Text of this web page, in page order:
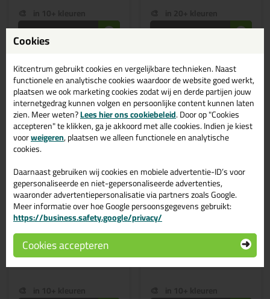
Bekijken Bekijken
Zwaluw Silicone Colors
+ Natural Stone 310ml
Siliconenkit geschikt voor o.a.
natuursteen in RAL kleuren
9,25 (4)
Ottoseal S117 310ml
Natuursteen silicone voor het
afdichten en voegen bij
marmer en andere
6,49
Cookies
Kitcentrum gebruikt cookies en vergelijkbare technieken. Naast
functionele en analytische cookies waardoor de website goed werkt,
plaatsen we ook marketing cookies zodat wij en derde partijen jouw
internetgedrag kunnen volgen en persoonlijke content kunnen laten
zien. Meer weten?Lees hier ons cookiebeleid. Door op "Cookies
accepteren" te klikken, ga je akkoord met alle cookies. Indien je kiest
voorweigeren, plaatsen we alleen functionele en analytische
cookies.
Daarnaast gebruiken wij cookies en mobiele advertentie-ID’s voor
gepersonaliseerde en niet-gepersonaliseerde advertenties,
waaronder advertentiepersonalisatie via partners zoals Google.
Meer informatie over hoe Google persoonsgegevens gebruikt:
https://business.safety.google/privacy/
Cookies accepteren